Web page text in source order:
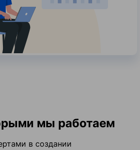
мы работаем
в создании